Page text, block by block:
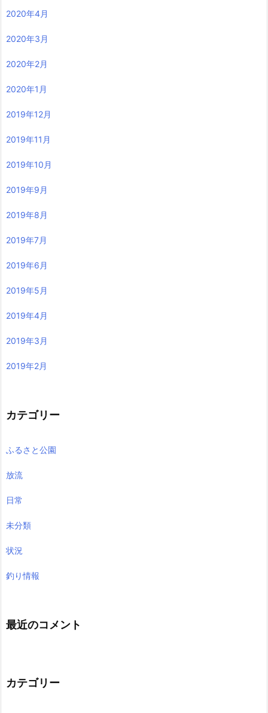
2020年4月
2020年3月
2020年2月
2020年1月
2019年12月
2019年11月
2019年10月
2019年9月
2019年8月
2019年7月
2019年6月
2019年5月
2019年4月
2019年3月
2019年2月
カテゴリー
ふるさと公園
放流
日常
未分類
状況
釣り情報
最近のコメント
カテゴリー